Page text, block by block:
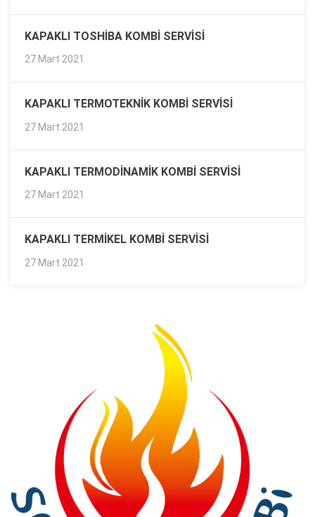
KAPAKLI TOSHIBA KOMBI SERVISI
27 Mart 2021
KAPAKLI TERMOTEKNIK KOMBI SERVISI
27 Mart 2021
KAPAKLI TERMODINAMIK KOMBI SERVISI
27 Mart 2021
KAPAKLI TERMIKEL KOMBI SERVISI
27 Mart 2021